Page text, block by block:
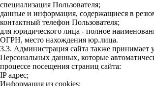
специализация Пользователя;
данные и информация, содержащиеся в
контактный телефон Пользователя;
для юридического лица - полное
ОГРН, место нахождения юр.лица.
3.3. Администрация сайта также принимает
Персональных данных, которые
процессе посещения страниц сайта:
IP адрес;
Информация из cookies;